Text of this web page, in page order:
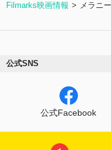
Filmarks映画情報 メラニ
公式SNS
公式Facebook